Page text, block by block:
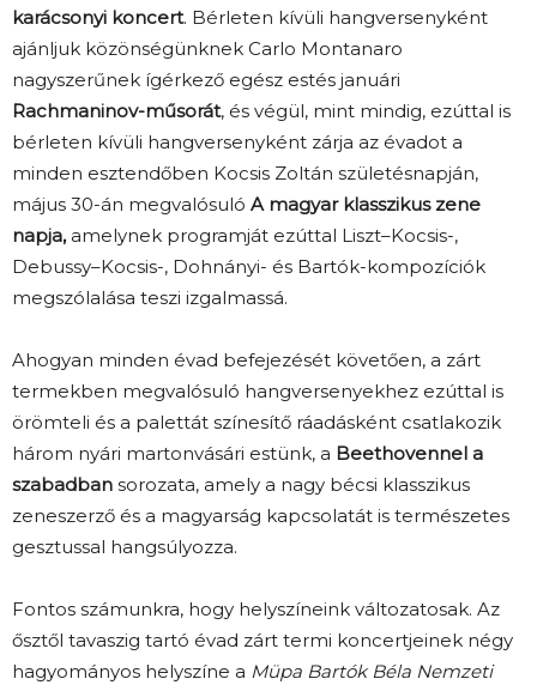
karácsonyi koncert. Bérleten kívüli hangversenyként
ajánljuk közönségünknek Carlo Montanaro
nagyszerűnek ígérkező egész estés januári
Rachmaninov-műsorát, és végül, mint mindig, ezúttal is
bérleten kívüli hangversenyként zárja az évadot a
minden esztendőben Kocsis Zoltán születésnapján,
május 30-án megvalósuló A magyar klasszikus zene
napja,amelynek programját ezúttal Liszt–Kocsis-,
Debussy–Kocsis-, Dohnányi- és Bartók-kompozíciók
megszólalása teszi izgalmassá.
Ahogyan minden évad befejezését követően, a zárt
termekben megvalósuló hangversenyekhez ezúttal is
örömteli és a palettát színesítő ráadásként csatlakozik
három nyári martonvásári estünk, a Beethovennel a
szabadban sorozata, amely a nagy bécsi klasszikus
zeneszerző és a magyarság kapcsolatát is természetes
gesztussal hangsúlyozza.
Fontos számunkra, hogy helyszíneink változatosak. Az
ősztől tavaszig tartó évad zárt termi koncertjeinek négy
hagyományos helyszíne a Müpa Bartók Béla Nemzeti